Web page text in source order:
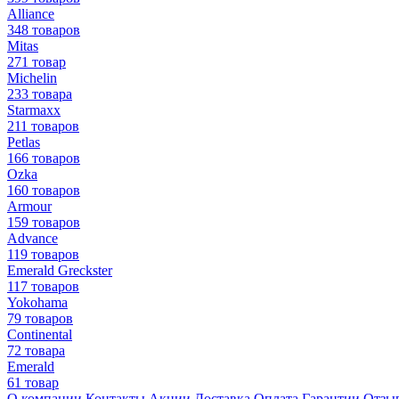
Alliance
348 товаров
Mitas
271 товар
Michelin
233 товара
Starmaxx
211 товаров
Petlas
166 товаров
Ozka
160 товаров
Armour
159 товаров
Advance
119 товаров
Emerald Greckster
117 товаров
Yokohama
79 товаров
Continental
72 товара
Emerald
61 товар